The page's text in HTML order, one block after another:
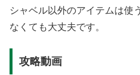
シャベル以外のアイテムは使
なくても大丈夫です。
攻略動画